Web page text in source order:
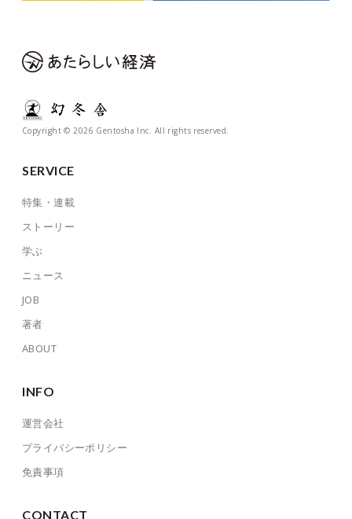
Copyright © 2026 Gentosha Inc. All rights reserved.
SERVICE
特集・連載
ストーリー
学ぶ
ニュース
JOB
著者
ABOUT
INFO
運営会社
プライバシーポリシー
免責事項
CONTACT